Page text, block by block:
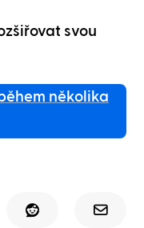
svou
několika